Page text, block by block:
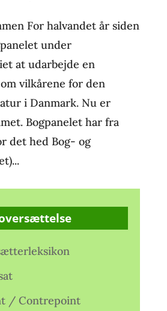
For halvandet år siden
under
at udarbejde en
vilkårene for den
i Danmark. Nu er
Bogpanelet har fra
det hed Bog- og
/ Contrepoint